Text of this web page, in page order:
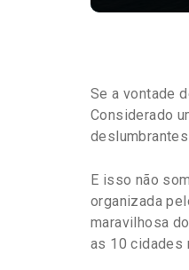
Se a vontade
Considerado
E isso não
organizada
maravilhosa
as 10 cidades